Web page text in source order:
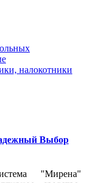
налокотники
Выбор
"Мирена"